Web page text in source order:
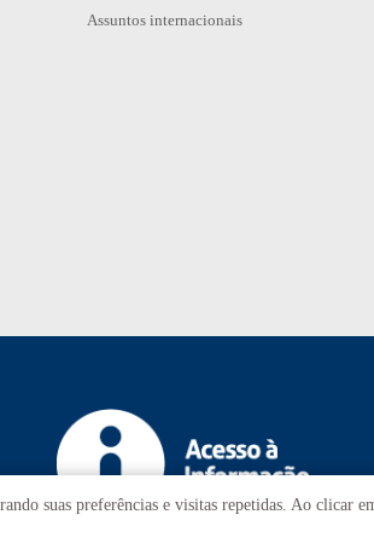
Assuntos internacionais
suas preferências e visitas repetidas. Ao clicar